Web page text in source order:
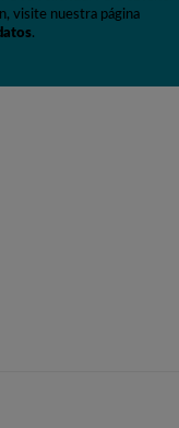
visite nuestra página
.